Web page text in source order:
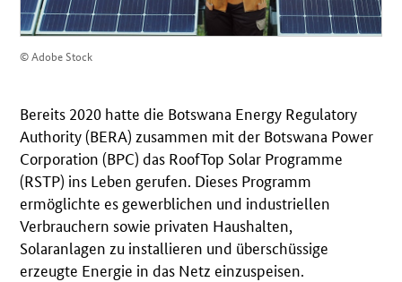
© Adobe Stock
Bereits 2020 hatte die Botswana Energy Regulatory
Authority (BERA) zusammen mit der Botswana Power
Corporation (BPC) das RoofTop Solar Programme
(RSTP) ins Leben gerufen. Dieses Programm
ermöglichte es gewerblichen und industriellen
Verbrauchern sowie privaten Haushalten,
Solaranlagen zu installieren und überschüssige
erzeugte Energie in das Netz einzuspeisen.